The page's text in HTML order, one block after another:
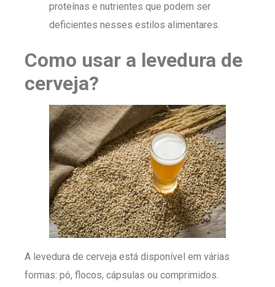
proteínas e nutrientes que podem ser
deficientes nesses estilos alimentares.
Como usar a levedura de
cerveja?
A levedura de cerveja está disponível em várias
formas: pó, flocos, cápsulas ou comprimidos.